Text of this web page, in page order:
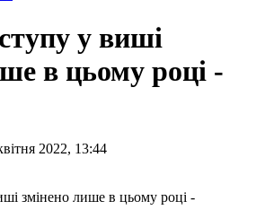
у виші
в цьому році -
2022, 13:44